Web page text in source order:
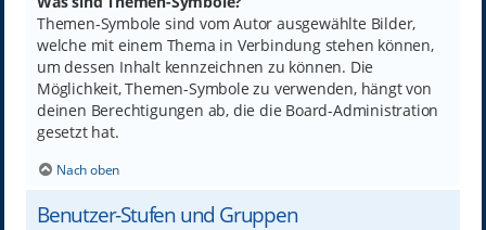
Themen-Symbole sind vom Autor ausgewählte Bilder,
welche mit einem Thema in Verbindung stehen können,
um dessen Inhalt kennzeichnen zu können. Die
Möglichkeit, Themen-Symbole zu verwenden, hängt von
deinen Berechtigungen ab, die die Board-Administration
gesetzt hat.
Nach oben
Benutzer-Stufen und Gruppen